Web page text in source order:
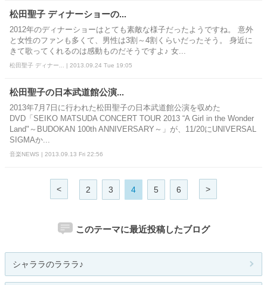
松田聖子 ディナーショーの...
2012年のディナーショーはとても素敵な様子だったようですね。 意外
と女性のファンも多くて、男性は3割～4割くらいだったそう。 身近に
きて歌ってくれるのは感動ものだそうですよ♪ 女...
松田聖子 ディナー... | 2013.09.24 Tue 19:05
松田聖子の日本武道館公演...
2013年7月7日に行われた松田聖子の日本武道館公演を収めた
DVD「SEIKO MATSUDA CONCERT TOUR 2013 “A Girl in the Wonder
Land"～BUDOKAN 100th ANNIVERSARY～」が、11/20にUNIVERSAL
SIGMAか...
音楽NEWS | 2013.09.13 Fri 22:56
< 2 3 4 5 6 >
このテーマに最近投稿したブログ
シャララのラララ♪